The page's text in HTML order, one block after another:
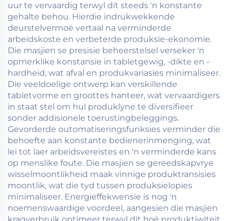
uur te vervaardig terwyl dit steeds 'n konstante
gehalte behou. Hierdie indrukwekkende
deurstelvermoë vertaal na verminderde
arbeidskoste en verbeterde produksie-ekonomie.
Die masjien se presisie beheerstelsel verseker 'n
opmerklike konstansie in tabletgewig, -dikte en -
hardheid, wat afval en produkvariasies minimaliseer.
Die veeldoelige ontwerp kan verskillende
tabletvorme en groottes hanteer, wat vervaardigers
in staat stel om hul produklyne te diversifieer
sonder addisionele toerustingbeleggings.
Gevorderde outomatiseringsfunksies verminder die
behoefte aan konstante bedienerinmenging, wat
lei tot laer arbeidsvereistes en 'n verminderde kans
op menslike foute. Die masjien se gereedskapvrye
wisselmoontlikheid maak vinnige produktransisies
moontlik, wat die tyd tussen produksielopies
minimaliseer. Energieffekwensie is nog 'n
noemenswaardige voordeel, aangesien die masjien